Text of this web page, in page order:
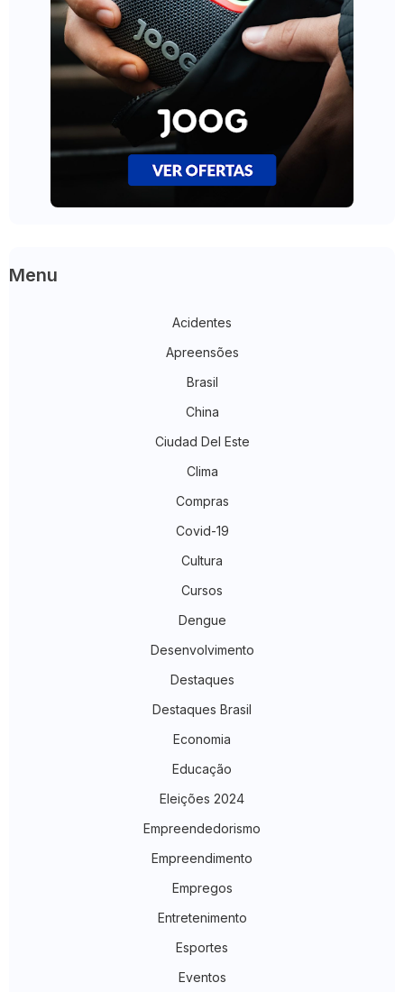
Menu
Acidentes
Apreensões
Brasil
China
Ciudad Del Este
Clima
Compras
Covid-19
Cultura
Cursos
Dengue
Desenvolvimento
Destaques
Destaques Brasil
Economia
Educação
Eleições 2024
Empreendedorismo
Empreendimento
Empregos
Entretenimento
Esportes
Eventos